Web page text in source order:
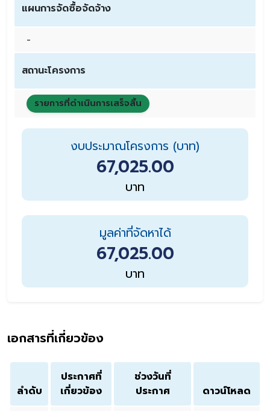
แผนการจัดซื้อจัดจ้าง
-
สถานะโครงการ
รายการที่ดำเนินการเสร็จสิ้น
งบประมาณโครงการ (บาท)
67,025.00
บาท
มูลค่าที่จัดหาได้
67,025.00
บาท
เอกสารที่เกี่ยวข้อง
ลำดับ
ประกาศที่
เกี่ยวข้อง
ช่วงวันที่
ประกาศ
ดาวน์โหลด